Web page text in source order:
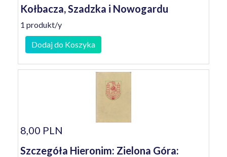
Kołbacza, Szadzka i Nowogardu
1 produkt/y
Dodaj do Koszyka
8,00 PLN
Szczegóła Hieronim: Zielona Góra: